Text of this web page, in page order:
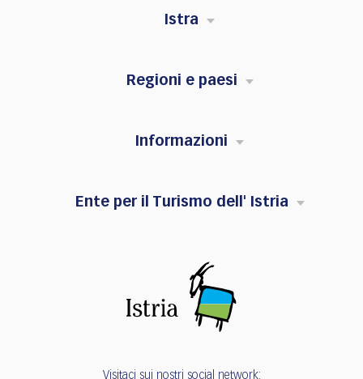
Istra
Regioni e paesi
Informazioni
Ente per il Turismo dell' Istria
Visitaci sui nostri social network: